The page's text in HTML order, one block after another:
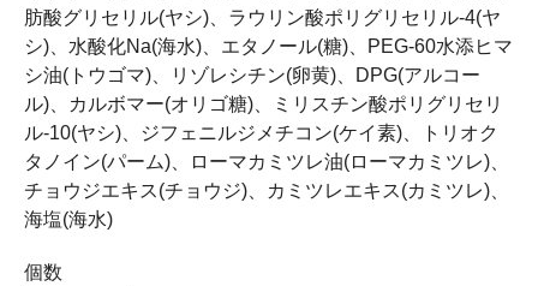
肪酸グリセリル(ヤシ)、ラウリン酸ポリグリセリル-4(ヤ
シ)、水酸化Na(海水)、エタノール(糖)、PEG-60水添ヒマ
シ油(トウゴマ)、リゾレシチン(卵黄)、DPG(アルコー
ル)、カルボマー(オリゴ糖)、ミリスチン酸ポリグリセリ
ル-10(ヤシ)、ジフェニルジメチコン(ケイ素)、トリオク
タノイン(パーム)、ローマカミツレ油(ローマカミツレ)、
チョウジエキス(チョウジ)、カミツレエキス(カミツレ)、
海塩(海水)
個数